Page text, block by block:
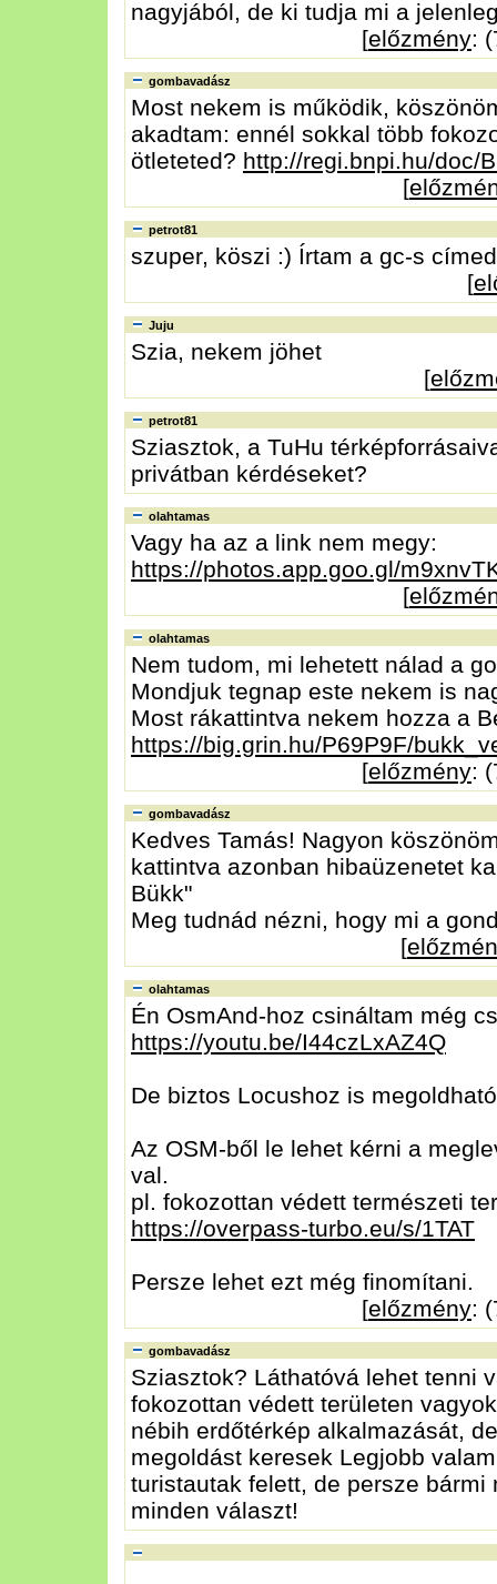
nagyjából, de ki tudja mi a
[előzmény:
gombavadász
Most nekem is működik,
akadtam: ennél sokkal több
ötleteted? http://regi.bnpi.hu/doc/
[
petrot81
szuper, köszi :) Írtam a gc-s
[
Juju
Szia, nekem jöhet
[
petrot81
Sziasztok, a TuHu
privátban kérdéseket?
olahtamas
Vagy ha az a link nem megy:
https://photos.app.goo.gl/
[
olahtamas
Nem tudom, mi lehetett nálad a
Mondjuk tegnap este nekem is
Most rákattintva nekem hozza a
https://big.grin.hu/P69P9F/
[előzmény:
gombavadász
Kedves Tamás! Nagyon
kattintva azonban hibaüzenetet
Bükk"
Meg tudnád nézni, hogy mi a
[
olahtamas
Én OsmAnd-hoz csináltam még
https://youtu.be/I44czLxAZ4Q
De biztos Locushoz is
Az OSM-ből le lehet kérni a
val.
pl. fokozottan védett természeti
https://overpass-turbo.eu/s/1TAT
Persze lehet ezt még finomítani.
[előzmény:
gombavadász
Sziasztok? Láthatóvá lehet tenni
fokozottan védett területen
nébih erdőtérkép alkalmazását,
megoldást keresek Legjobb
turistautak felett, de persze
minden választ!